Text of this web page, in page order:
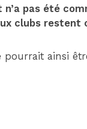
pas été
clubs
pourrait ainsi